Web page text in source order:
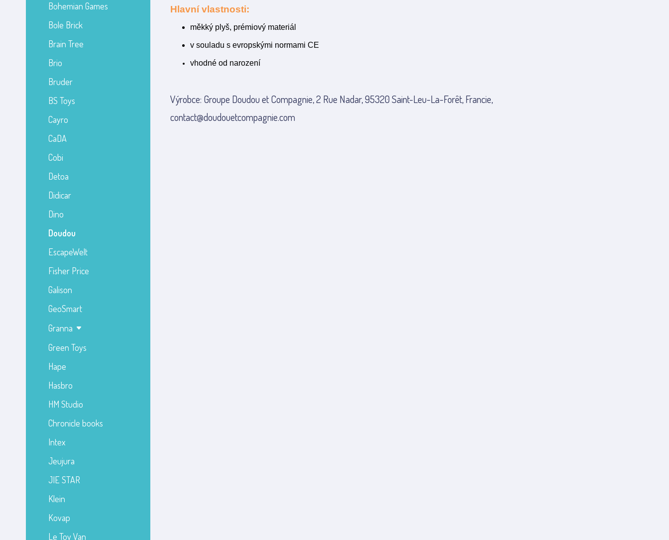
Bohemian Games
Bole Brick
Brain Tree
Brio
Bruder
BS Toys
Cayro
CaDA
Cobi
Detoa
Didicar
Dino
Doudou
EscapeWelt
Fisher Price
Galison
GeoSmart
Granna
Green Toys
Hape
Hasbro
HM Studio
Chronicle books
Intex
Jeujura
JIE STAR
Klein
Kovap
Le Toy Van
Hlavní vlastnosti:
měkký plyš, prémiový materiál
v souladu s evropskými normami CE
vhodné od narození
Výrobce: Groupe Doudou et Compagnie, 2 Rue Nadar, 95320 Saint-Leu-La-Forêt, Francie,
contact@doudouetcompagnie.com